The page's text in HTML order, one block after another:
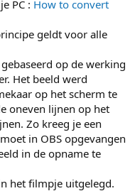
PC : How to convert
geldt voor alle
op de werking
Het beeld werd
op het scherm te
oneven lijnen op het
Zo kreeg je een
in OBS opgevangen
in de opname te
het filmpje uitgelegd.